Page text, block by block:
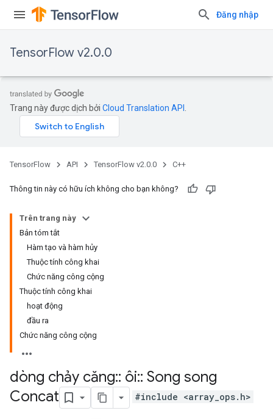
Đăng nhập
TensorFlow v2.0.0
Trang này được dịch bởi Cloud Translation API
TensorFlow API TensorFlow v2.0.0 C++
Thông tin này có hữu ích không cho bạn không?
Trên trang này
Bản tóm tắt
Hàm tạo và hàm hủy
Thuộc tính công khai
Chức năng công cộng
Thuộc tính công khai
hoạt động
đầu ra
Chức năng công cộng
dòng chảy căng:: ôi:: Song song
Concat
#include <array_ops.h>